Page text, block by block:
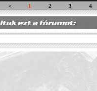
< 1 2 3 4